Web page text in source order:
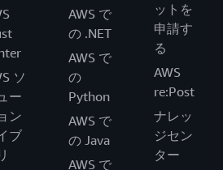
ソ
ー
ン
ブ
AWS で
の .NET
AWS で
の
Python
AWS で
の Java
AWS で
ットを
申請す
る
AWS
re:Post
ナレッ
ジセン
ター